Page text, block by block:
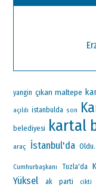
yangin çıkan maltepe
açıldı istanbulda son
belediyesi kartal
araç İstanbul'da Oldu.
Cumhurbaşkanı Tuzla'da
Yüksel
ak parti cikti